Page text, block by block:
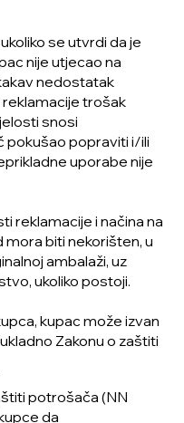
se utvrdi da je
nije utjecao na
nedostatak
trošak
snosi
pokušao popraviti i/ili
uporabe nije
reklamacije i načina na
biti nekorišten, u
ambalaži, uz
ukoliko postoji.
kupac može izvan
Zakonu o zaštiti
potrošača (NN
da